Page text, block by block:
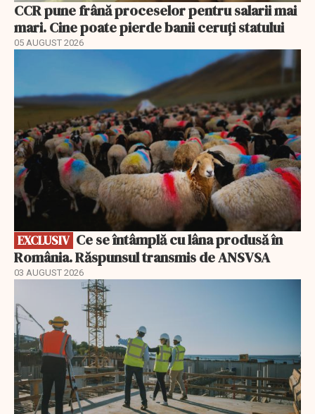
CCR pune frână proceselor pentru salarii mai
mari. Cine poate pierde banii ceruți statului
05 AUGUST 2026
EXCLUSIV
România. Răspunsul transmis de ANSVSA
03 AUGUST 2026